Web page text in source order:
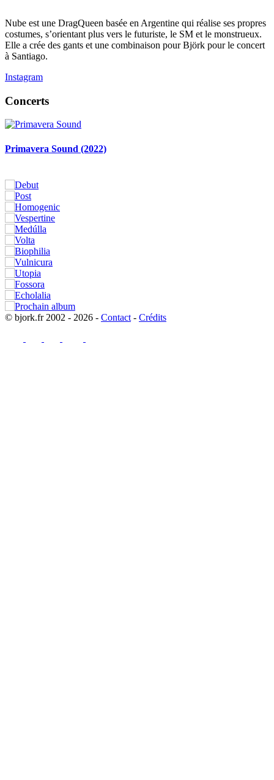
Nube est une DragQueen basée en Argentine qui réalise ses propres
costumes, s’orientant plus vers le futuriste, le SM et le monstrueux.
Elle a crée des gants et une combinaison pour Björk pour le concert
à Santiago.
Instagram
Concerts
Primavera Sound (2022)
© bjork.fr 2002 - 2026 - Contact - Crédits